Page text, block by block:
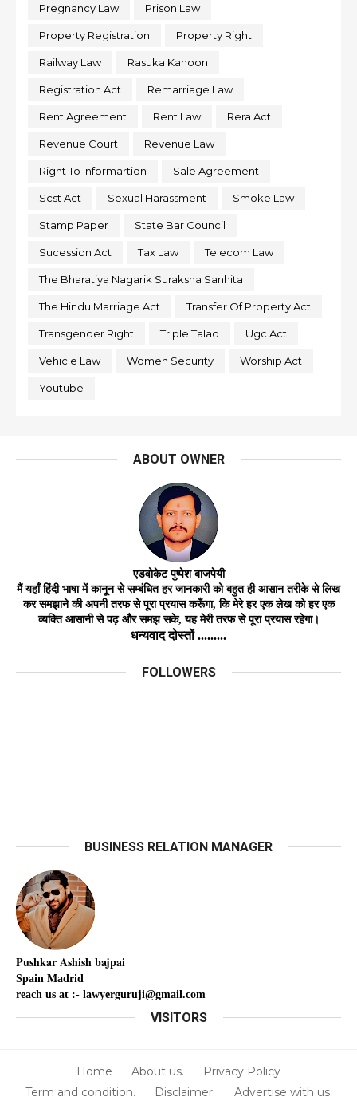
Pregnancy Law Prison Law
Property Registration Property Right
Railway Law Rasuka Kanoon
Registration Act Remarriage Law
Rent Agreement Rent Law Rera Act
Revenue Court Revenue Law
Right To Informartion Sale Agreement
Scst Act Sexual Harassment Smoke Law
Stamp Paper State Bar Council
Sucession Act Tax Law Telecom Law
The Bharatiya Nagarik Suraksha Sanhita
The Hindu Marriage Act Transfer Of Property Act
Transgender Right Triple Talaq Ugc Act
Vehicle Law Women Security Worship Act
Youtube
ABOUT OWNER
एडवोकेट पुष्पेश बाजपेयी
मैं यहाँ हिंदी भाषा में कानून से सम्बंधित हर जानकारी को बहुत ही आसान तरीके से लिख
कर समझाने की अपनी तरफ से पूरा प्रयास करूँगा, कि मेरे हर एक लेख को हरएक
व्यक्ति आसानी सेपढ़ और समझसके,यह मेरी तरफ से पूरा प्रयास रहेगा।
धन्यवाद दोस्तों .........
FOLLOWERS
BUSINESS RELATION MANAGER
PushkarAshishbajpai
Spain Madrid
reach us at :- lawyerguruji@gmail.com
VISITORS
Home About us.
Privacy Policy
Term and condition.
Disclaimer. Advertise with us.